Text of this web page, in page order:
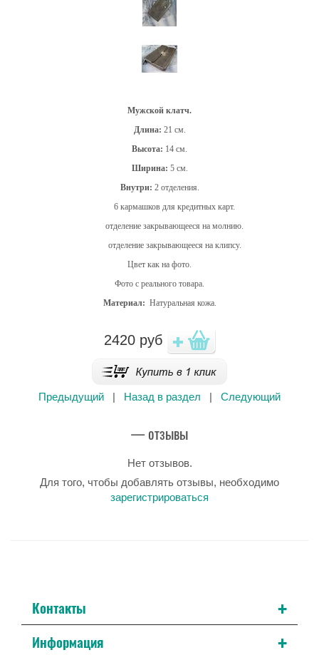
Мужской клатч.
Длина: 21 см.
Высота: 14 см.
Ширина: 5 см.
Внутри: 2 отделения.
6 кармашков для кредитных карт.
отделение закрывающееся на молнию.
отделение закрывающееся на клипсу.
Цвет как на фото.
Фото с реального товара.
Материал: Натуральная кожа.
2420руб
Предыдущий | Назад в раздел | Следующий
— отзывы
Нет отзывов.
Для того, чтобы добавлять отзывы, необходимо
зарегистрироваться
Контакты +
Информация +